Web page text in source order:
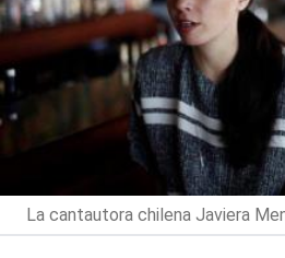
La cantautora chilena Javiera